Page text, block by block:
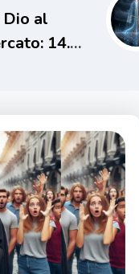
Dio al
14.
una sola